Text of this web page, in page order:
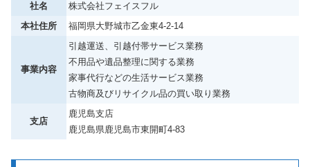
社名
株式会社フェイスフル
本社住所
福岡県大野城市乙金東4-2-14
事業内容
引越運送、引越付帯サービス業務
不用品や遺品整理に関する業務
家事代行などの生活サービス業務
古物商及びリサイクル品の買い取り業務
支店
鹿児島支店
鹿児島県鹿児島市東開町4-83